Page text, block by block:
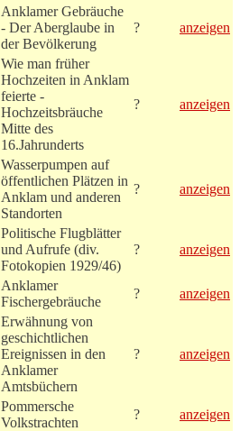
Anklamer Gebräuche
- Der Aberglaube in
der Bevölkerung
? anzeigen
Wie man früher
Hochzeiten in Anklam
feierte -
Hochzeitsbräuche
Mitte des
16.Jahrunderts
? anzeigen
Wasserpumpen auf
öffentlichen Plätzen in
Anklam und anderen
Standorten
? anzeigen
Politische Flugblätter
und Aufrufe (div.
Fotokopien 1929/46)
? anzeigen
Anklamer
Fischergebräuche
? anzeigen
Erwähnung von
geschichtlichen
Ereignissen in den
Anklamer
Amtsbüchern
? anzeigen
Pommersche
Volkstrachten
? anzeigen